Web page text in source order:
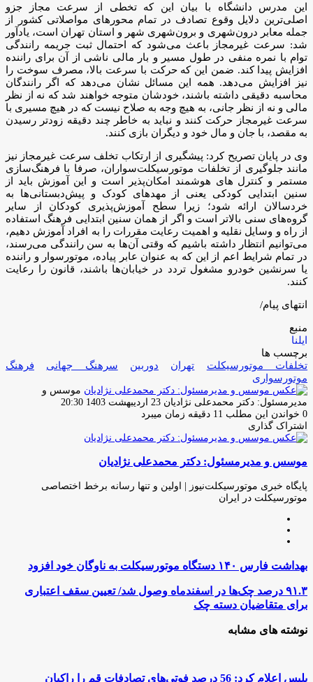
این مدرس دانشگاه با بیان این که تخطی از سرعت مجاز جزو
اصلی‌ترین دلایل وقوع تصادف در تمام محورهای مواصلاتی کشور از
جمله معابر درون‌شهری و برون‌شهری شهر و استان تهران است، یادآور
شد: سرعت غیرمجاز باعث می‌شود که احتمال ثبت جریمه رانندگی
توام با نمره منفی در طول مسیر و بار مالی ناشی از آن برای راننده
افزایش پیدا کند. ضمن این که حرکت با سرعت بالا، مصرف سوخت را
نیز افزایش می‌دهد. همه این مسائل نشان می‌دهد که اگر رانندگان
محاسبه دقیقی داشته باشند، خودشان متوجه خواهند شد که نه از نظر
مالی و نه از نظر جانی، به هیچ وجه به صلاح نیست که در هیچ مسیری با
سرعت غیرمجاز حرکت کنند و نباید به خاطر چند دقیقه زودتر رسیدن
به مقصد، با جان و مال خود و دیگران بازی کنند.
وی در پایان تصریح کرد: پیشگیری از ارتکاب تخلف سرعت غیرمجاز نیز
مانند جلوگیری از تخلفات موتورسیکلت‌سواران، صرفا با فرهنگ‌سازی
مستمر و کنترل های هوشمند امکان‌پذیر است و این آموزش باید از
سنین ابتدایی کودکی یعنی از مهدهای کودک و پیش‌دبستانی‌ها به
خردسالان ارائه شود؛ زیرا سطح آموزش‌پذیری کودکان از سایر
گروه‌های سنی بالاتر است و اگر از همان سنین ابتدایی فرهنگ استفاده
از راه و وسایل نقلیه و اهمیت رعایت مقررات را به افراد آموزش دهیم،
می‌توانیم انتظار داشته باشیم که وقتی آن‌ها به سن رانندگی می‌رسند،
در تمام شرایط اعم از این که به عنوان عابر پیاده، موتورسوار و راننده
یا سرنشین خودرو مشغول تردد در خیابان‌ها باشند، قانون را رعایت
کنند.
انتهای پیام/
منبع
ایلنا
برچسب ها
تخلفات موتورسیکلت
تهران دوربین سرهنگ جهانی
فرهنگ
موتورسوارى
موسس و
مدیرمسئول: دکتر محمدعلی نژادیان ارسال
ایمیل
23 اردیبهشت 1403 20:30
0 خواندن این مطلب 11 دقیقه زمان میبرد
اشتراک گذاری
فیس
توئیتر
لینکدین
واتس
تلگرام
اشتراک
از
ایمیل
چاپ
موسس و مدیرمسئول: دکتر محمدعلی نژادیان
پایگاه خبری موتورسیکلت‌نیوز | اولین و تنها رسانه برخط اختصاصی
موتورسیکلت در ایران
بهداشت
فارس
۱۴۰
دستگاه
موتورسیکلت
ناوگان
بهداشت فارس ۱۴۰ دستگاه موتورسیکلت به ناوگان خود افزود
۹۱.۳
درصد
چک‌ها
در
اسفندماه
تعیین
۹۱.۳ درصد چک‌ها در اسفندماه وصول شد/ تعیین سقف اعتباری
برای متقاضیان دسته چک
نوشته های مشابه
پلیس اعلام کرد: 56 درصد فوتی‌های تصادفات قم را راکبان